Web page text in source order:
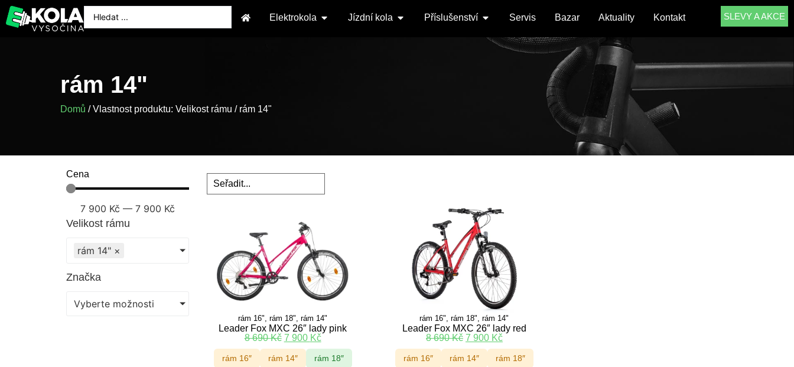
Elektrokola Jízdní kola Příslušenství Servis Bazar Aktuality Kontakt SLEVY A AKCE
rám 14"
Domů / Vlastnost produktu: Velikost rámu / rám 14"
Cena
7 900 Kč — 7 900 Kč
Velikost rámu
rám 14" ×
Značka
Vyberte možnosti
rám 16", rám 18", rám 14"
Leader Fox MXC 26″ lady pink
8 690Kč 7 900 Kč
rám 16″ rám 14″ rám 18″
rám 16", rám 18", rám 14"
Leader Fox MXC 26″ lady red
8 690Kč 7 900 Kč
rám 16″ rám 14″ rám 18″